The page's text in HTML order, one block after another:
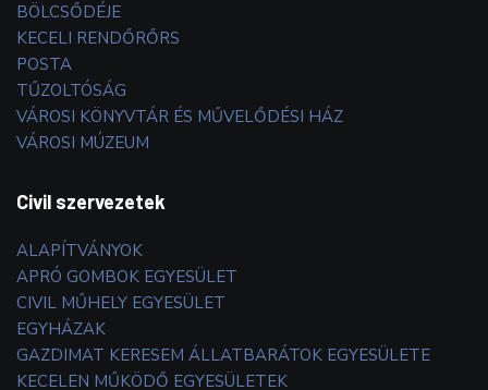
BÖLCSŐDÉJE
KECELI RENDŐRŐRS
POSTA
TŰZOLTÓSÁG
VÁROSI KÖNYVTÁR ÉS MŰVELŐDÉSI HÁZ
VÁROSI MÚZEUM
Civil szervezetek
ALAPÍTVÁNYOK
APRÓ GOMBOK EGYESÜLET
CIVIL MŰHELY EGYESÜLET
EGYHÁZAK
GAZDIMAT KERESEM ÁLLATBARÁTOK EGYESÜLETE
KECELEN MŰKÖDŐ EGYESÜLETEK